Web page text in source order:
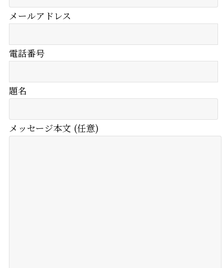
メールアドレス
電話番号
題名
メッセージ本文 (任意)